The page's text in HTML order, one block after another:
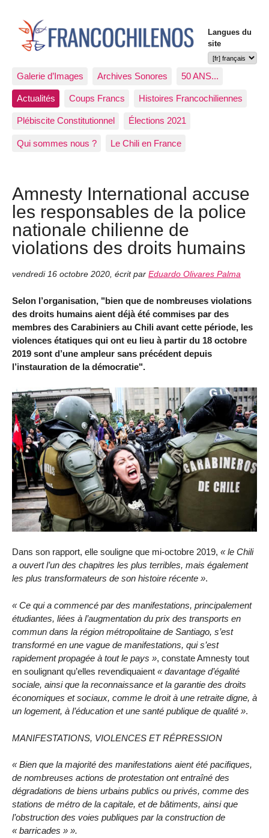
Langues du
site
Galerie d’Images Archives Sonores 50 ANS...
Actualités Coups Francs Histoires Francochiliennes
Plébiscite Constitutionnel Élections 2021
Qui sommes nous ? Le Chili en France
Amnesty International accuse
les responsables de la police
nationale chilienne de
violations des droits humains
vendredi 16 octobre 2020, écrit par Eduardo Olivares Palma
Selon l’organisation, "bien que de nombreuses violations
des droits humains aient déjà été commises par des
membres des Carabiniers au Chili avant cette période, les
violences étatiques qui ont eu lieu à partir du 18 octobre
2019 sont d’une ampleur sans précédent depuis
l’instauration de la démocratie".
Dans son rapport, elle souligne que mi-octobre 2019, « le Chili
a ouvert l’un des chapitres les plus terribles, mais également
les plus transformateurs de son histoire récente ».
« Ce qui a commencé par des manifestations, principalement
étudiantes, liées à l’augmentation du prix des transports en
commun dans la région métropolitaine de Santiago, s’est
transformé en une vague de manifestations, qui s’est
rapidement propagée à tout le pays », constate Amnesty tout
en soulignant qu’elles revendiquaient « davantage d’égalité
sociale, ainsi que la reconnaissance et la garantie des droits
économiques et sociaux, comme le droit à une retraite digne, à
un logement, à l’éducation et une santé publique de qualité ».
MANIFESTATIONS, VIOLENCES ET RÉPRESSION
« Bien que la majorité des manifestations aient été pacifiques,
de nombreuses actions de protestation ont entraîné des
dégradations de biens urbains publics ou privés, comme des
stations de métro de la capitale, et de bâtiments, ainsi que
l’obstruction des voies publiques par la construction de
« barricades » ».